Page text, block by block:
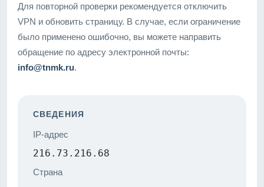
Для повторной проверки рекомендуется отключить
VPN и обновить страницу. В случае, если ограничение
было применено ошибочно, вы можете направить
обращение по адресу электронной почты:
info@tnmk.ru.
СВЕДЕНИЯ
IP-адрес
216.73.216.68
Страна